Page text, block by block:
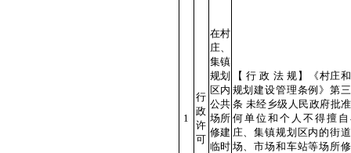
1
行
政
许
可
在村
庄、
集镇
规划
区内
公共
场所
修建
临时
【 行 政 法 规】《村庄
规划建设管理条例》第
条 未经乡级人民政府批
何单位和个人不得擅
庄、集镇规划区内的街
场、市场和车站等场所